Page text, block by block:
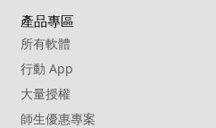
產品專區
所有軟體
行動 App
大量授權
師生優惠專案